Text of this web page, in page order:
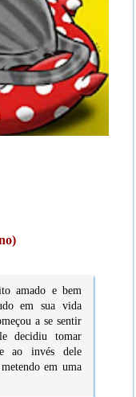
amado e bem
em sua vida
a se sentir
decidiu tomar
ao invés dele
em uma